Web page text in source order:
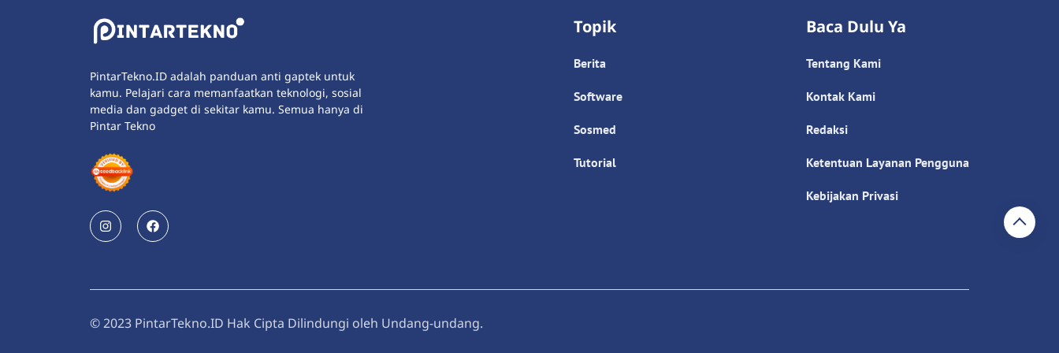
PintarTekno.ID adalah panduan anti gaptek untuk
kamu. Pelajari cara memanfaatkan teknologi, sosial
media dan gadget di sekitar kamu. Semua hanya di
Pintar Tekno
Topik
Berita
Software
Sosmed
Tutorial
Baca Dulu Ya
Tentang Kami
Kontak Kami
Redaksi
Ketentuan Layanan Pengguna
Kebijakan Privasi
© 2023 PintarTekno.ID Hak Cipta Dilindungi oleh Undang-undang.